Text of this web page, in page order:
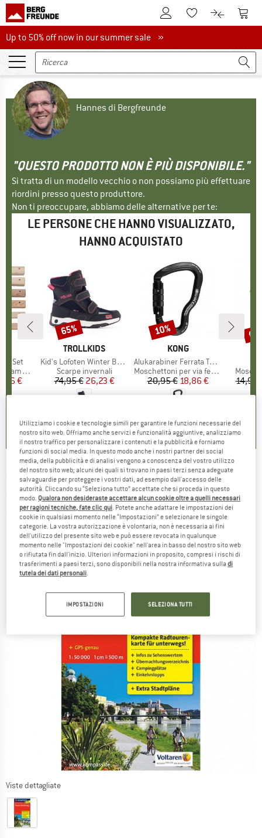
Al conto clienteAlla lista
Al Al
Up to 50% off now in our summer sale
Up to 50% off now in our summer sale »
Hannes di Bergfreunde
"QUESTO PRODOTTO NON È PIÙ DISPONIBILE."
Si tratta di un modello vecchio o non possiamo più effettuare
riordini presso questo produttore.
Non ti preoccupare, abbiamo delle alternative per te:
LE PERSONE CHE HANNO VISUALIZZATO,
HANNO ACQUISTATO
Set
ridotto
€
MARCHIO
TROLLKIDS
Articolo
Kid's Lofoten Winter Boots
Gruppo di prodotti
Scarpe invernali
Prezzo
74,95 € Prezzo ridotto
26,23 €
Sconto
65%
MARCHIO
KONG
Articolo
Alukarabiner Ferrata Twist Lock
Gruppo di prodotti
Moschettoni per via ferrata
Prezzo
20,95 €Prezzo ridotto
18,86 €
Sconto
10%
14,95
KOMPASS -Tauernradweg - Carta
cicloturistica
(0)
Viste dettagliate
Utilizziamo i cookie e tecnologie simili per garantire le funzioni necessarie del
nostro sito web. Offriamo anche servizi e funzionalità aggiuntive, analizziamo
il nostro traffico per personalizzare i contenuti e la pubblicità e forniamo
funzioni di social media. In questo modo anche i nostri partner dei social
media, della pubblicità e di analisi vengono a conoscenza del vostro utilizzo
del nostro sito web; alcuni dei quali si trovano in paesi terzi senza adeguate
salvaguardie per proteggere i vostri dati, ad esempio dall'accesso delle
autorità. Cliccando su “Seleziona tutto” accettate che si proceda in questo
modo. Qualora non desideraste accettare alcun cookie oltre a quelli necessari
per ragioni tecniche, fate clic qui. Potete anche adattare le impostazioni dei
cookie in qualsiasi momento nelle “Impostazioni” e selezionare le singole
categorie. La vostra autorizzazione è volontaria, non è necessaria ai fini
dell'utilizzo del presente sito web e può essere revocata in qualunque
momento nelle "Impostazioni dei cookie" nell'area in basso del nostro sito web
o rifiutata fin dall'inizio. Ulteriori informazioni in proposito, compresi i rischi di
trasferimenti a paesi terzi, sono disponibili nella nostra informativa sulladi
tutela dei dati personali.
IMPOSTAZIONI SELEZIONA TUTTI